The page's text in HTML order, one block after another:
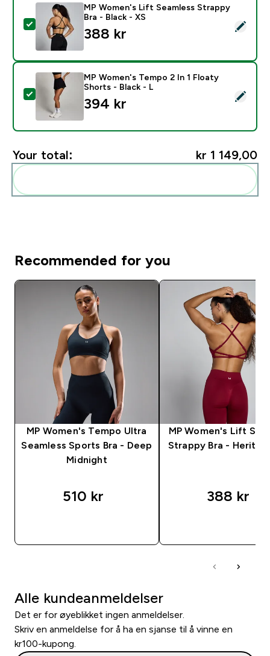
Select this product - MP Women's Lift Seamless
MP Women's Lift Seamless Strappy
Bra - Black - XS
388 kr‎
Select this product - MP Women's Tempo 2 In 1
MP Women's Tempo 2 In 1 Floaty
Shorts - Black - L
394 kr‎
Your total: kr 1 149,00‎
Recommended for you
MP Women's Tempo Ultra
Seamless Sports Bra - Deep
Midnight
510 kr‎
MP Women's Lift
Strappy Bra -
388 kr‎
Alle kundeanmeldelser
Det er for øyeblikket ingen anmeldelser.
Skriv en anmeldelse for å ha en sjanse til å vinne en
kr100-kupong.